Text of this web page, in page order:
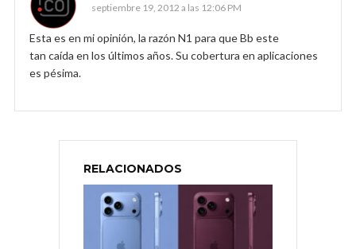
septiembre 19, 2012 a las 12:06 PM
Esta es en mi opinión, la razón N1 para que Bb este
tan caída en los últimos años. Su cobertura en aplicaciones
es pésima.
RELACIONADOS